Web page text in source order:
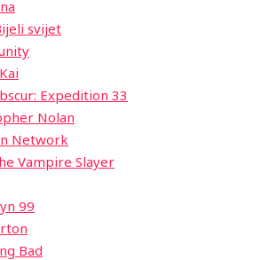
svijet
Expedition 33
Nolan
Network
Vampire Slayer
99
Bad